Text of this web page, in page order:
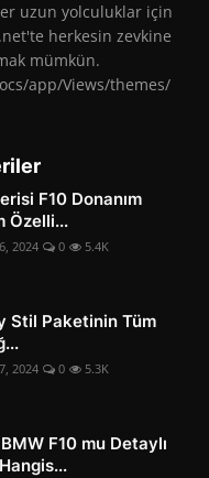
uzun yolculuklar için
herkesin zevkine
mümkün.
app/Views/themes/
F10 Donanım
Özelli...
2024 0 5.4K
Stil Paketinin Tüm
2024 0 5.3K
F10 mu Detaylı